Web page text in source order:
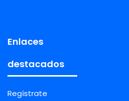
Enlaces
destacados
Regístrate